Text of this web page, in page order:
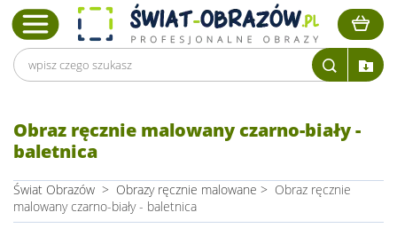
Obraz ręcznie malowany czarno-biały -
baletnica
Świat Obrazów > Obrazy ręcznie malowane > Obraz ręcznie
malowany czarno-biały - baletnica